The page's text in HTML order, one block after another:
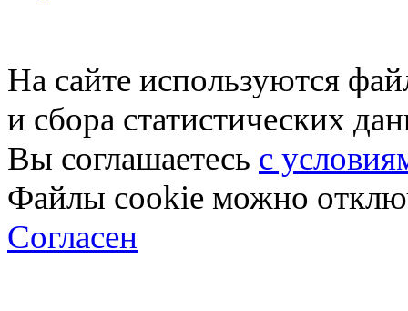
На сайте используются
и сбора статистических
Вы соглашаетесь с
Файлы cookie можно
Согласен